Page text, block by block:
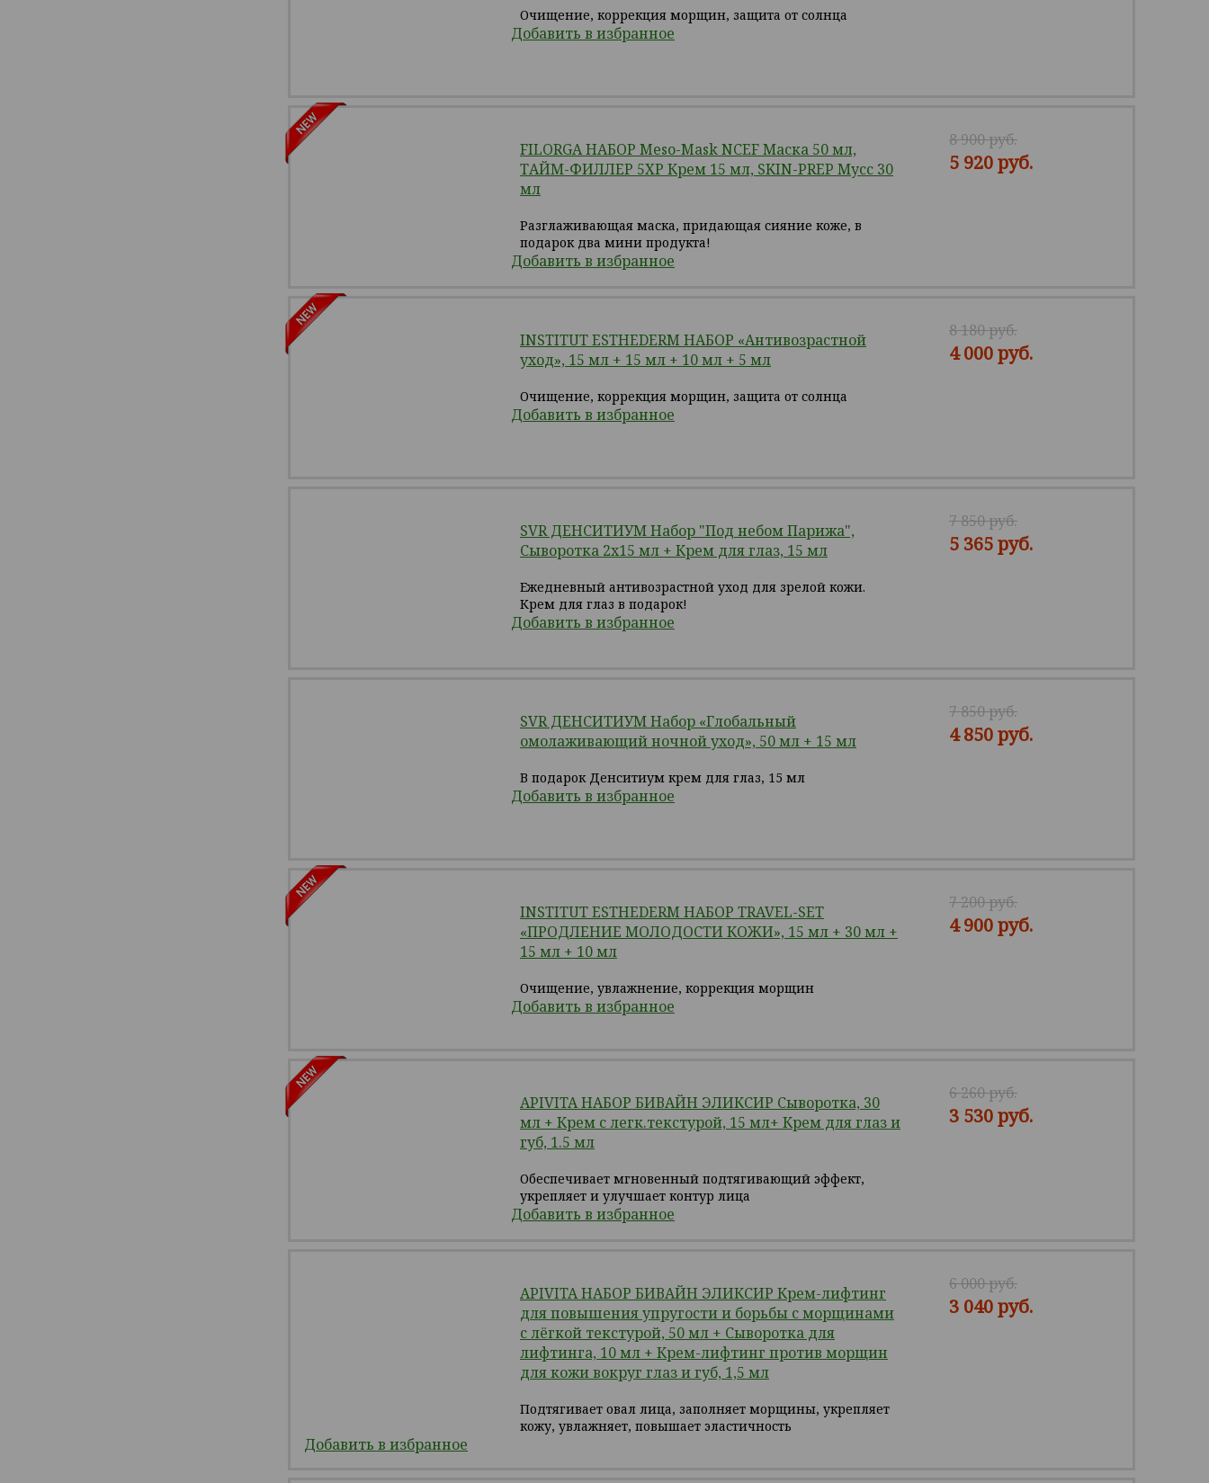
Очищение, коррекция морщин, защита от солнца
Добавить в избранное
FILORGA НАБОР Meso-Mask NCEF Маска 50 мл,
ТАЙМ-ФИЛЛЕР 5ХР Крем 15 мл, SKIN-PREP Мусс 30
мл
Разглаживающая маска, придающая сияние коже, в
подарок два мини продукта!
Добавить в избранное
8 900 руб.
5 920 руб.
INSTITUT ESTHEDERM НАБОР «Антивозрастной
уход», 15 мл + 15 мл + 10 мл + 5 мл
Очищение, коррекция морщин, защита от солнца
Добавить в избранное
8 180 руб.
4 000 руб.
SVR ДЕНСИТИУМ Набор "Под небом Парижа",
Сыворотка 2х15 мл + Крем для глаз, 15 мл
Ежедневный антивозрастной уход для зрелой кожи.
Крем для глаз в подарок!
Добавить в избранное
7 850 руб.
5 365 руб.
SVR ДЕНСИТИУМ Набор «Глобальный
омолаживающий ночной уход», 50 мл + 15 мл
В подарок Денситиум крем для глаз, 15 мл
Добавить в избранное
7 850 руб.
4 850 руб.
INSTITUT ESTHEDERM НАБОР TRAVEL-SET
«ПРОДЛЕНИЕ МОЛОДОСТИ КОЖИ», 15 мл + 30 мл +
15 мл + 10 мл
Очищение, увлажнение, коррекция морщин
Добавить в избранное
7 200 руб.
4 900 руб.
APIVITA НАБОР БИВАЙН ЭЛИКСИР Сыворотка, 30
мл + Крем с легк.текстурой, 15 мл+ Крем для глаз и
губ, 1.5 мл
Обеспечивает мгновенный подтягивающий эффект,
укрепляет и улучшает контур лица
Добавить в избранное
6 260 руб.
3 530 руб.
APIVITA НАБОР БИВАЙН ЭЛИКСИР Крем-лифтинг
для повышения упругости и борьбы с морщинами
с лёгкой текстурой, 50 мл + Сыворотка для
лифтинга, 10 мл + Крем-лифтинг против морщин
для кожи вокруг глаз и губ, 1,5 мл
Подтягивает овал лица, заполняет морщины, укрепляет
кожу, увлажняет, повышает эластичность
Добавить в избранное
6 000 руб.
3 040 руб.